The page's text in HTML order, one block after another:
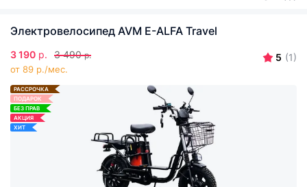
Электровелосипед AVM E-ALFA Travel
3 190 р. 3 490 р.
от 89 р./мес.
5 (1)
РАССРОЧКА
ПОДАРОК
БЕЗ ПРАВ
АКЦИЯ
ХИТ